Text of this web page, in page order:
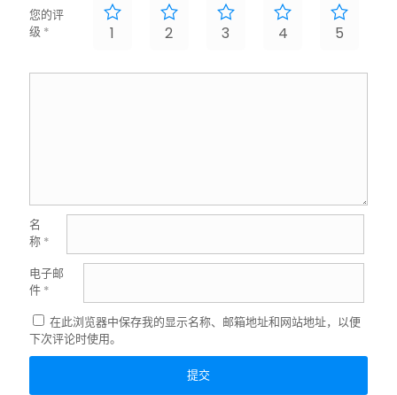
您的评
级 * 1 2 3 4 5
名
称 *
电子邮
件 *
在此浏览器中保存我的显示名称、邮箱地址和网站地址，以便
下次评论时使用。